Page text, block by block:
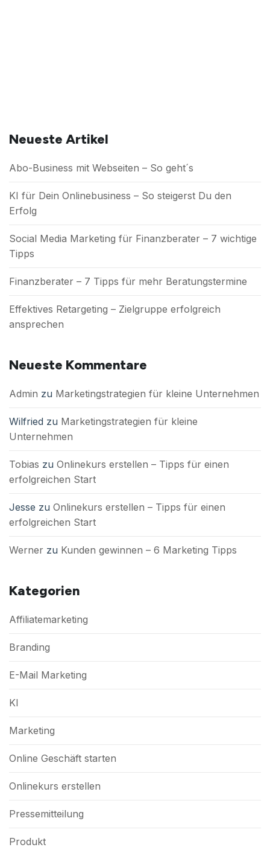
Neueste Artikel
Abo-Business mit Webseiten – So geht´s
KI für Dein Onlinebusiness – So steigerst Du den
Erfolg
Social Media Marketing für Finanzberater – 7 wichtige
Tipps
Finanzberater – 7 Tipps für mehr Beratungstermine
Effektives Retargeting – Zielgruppe erfolgreich
ansprechen
Neueste Kommentare
Admin zu Marketingstrategien für kleine Unternehmen
Wilfried zu Marketingstrategien für kleine
Unternehmen
Tobias zu Onlinekurs erstellen – Tipps für einen
erfolgreichen Start
Jesse zu Onlinekurs erstellen – Tipps für einen
erfolgreichen Start
Werner zu Kunden gewinnen – 6 Marketing Tipps
Kategorien
Affiliatemarketing
Branding
E-Mail Marketing
KI
Marketing
Online Geschäft starten
Onlinekurs erstellen
Pressemitteilung
Produkt